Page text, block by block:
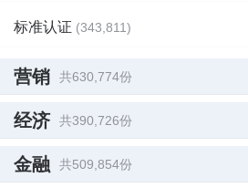
标准认证 (343,811)
营销 共630,774份
经济 共390,726份
金融 共509,854份